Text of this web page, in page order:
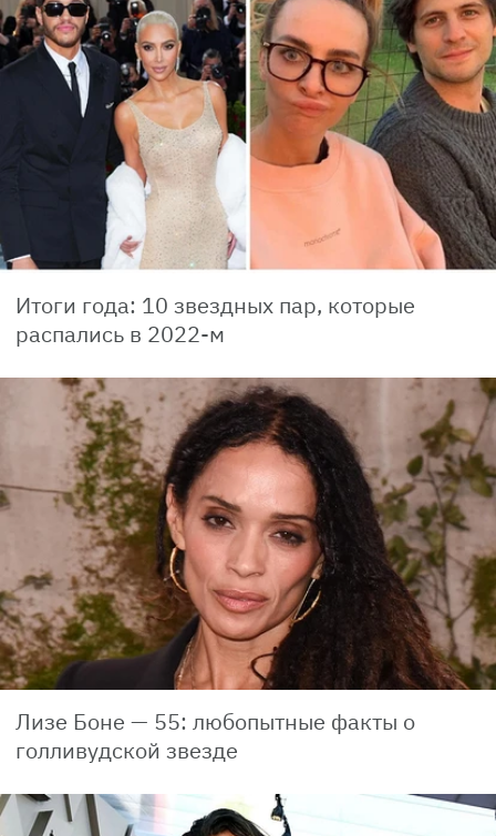
Итоги года: 10 звездных пар, которые
распались в 2022-м
Лизе Боне — 55: любопытные факты о
голливудской звезде